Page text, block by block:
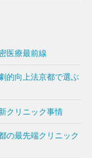
医療最前線
的向上法京都で選ぶ
クリニック事情
の最先端クリニック